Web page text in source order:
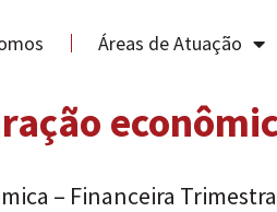
Áreas de Atuação
– Financeira